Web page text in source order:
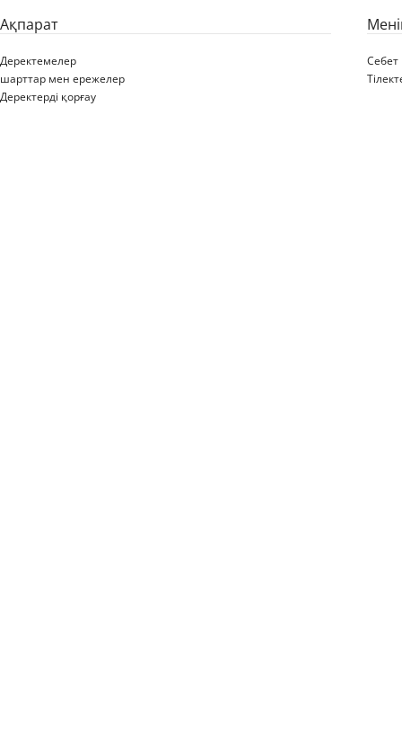
Ақпарат
Деректемелер
шарттар мен ережелер
Деректерді қорғау
Себет